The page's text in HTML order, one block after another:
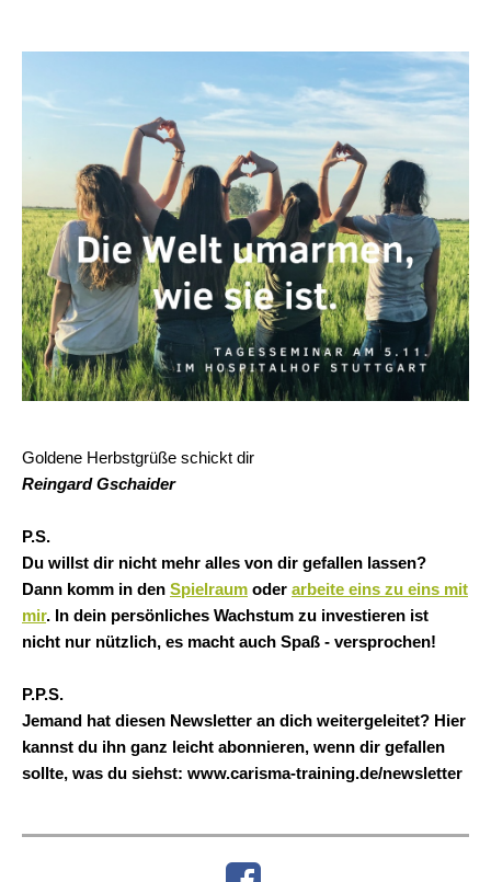
Goldene Herbstgrüße schickt dir
Reingard Gschaider
P.S.
Du willst dir nicht mehr alles von dir gefallen lassen?
Dann komm in den Spielraum oder arbeite eins zu eins mit
mir. In dein persönliches Wachstum zu investieren ist
nicht nur nützlich, es macht auch Spaß - versprochen!
P.P.S.
Jemand hat diesen Newsletter an dich weitergeleitet? Hier
kannst du ihn ganz leicht abonnieren, wenn dir gefallen
sollte, was du siehst: www.carisma-training.de/newsletter